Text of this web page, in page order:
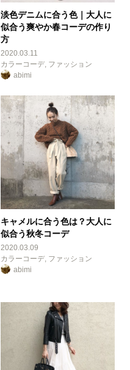
淡色デニムに合う色｜大人に
似合う爽やか春コーデの作り
方
2020.03.11
カラーコーデ ファッション
abimi
キャメルに合う色は？大人に
似合う秋冬コーデ
2020.03.09
カラーコーデ, ファッション
abimi